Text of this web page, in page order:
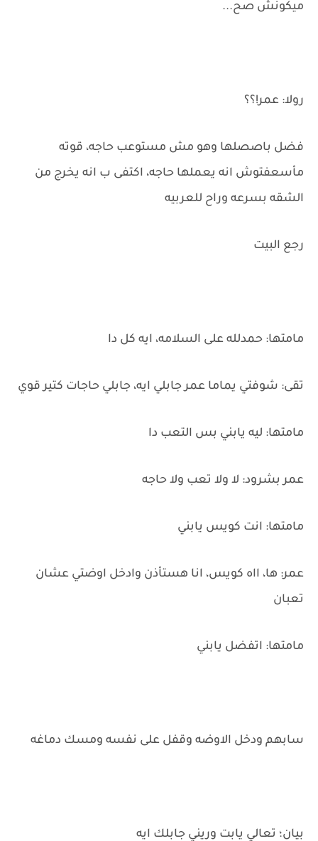
ميكونش صح...
رولا: عمر!؟؟
فضل باصصلها وهو مش مستوعب حاجه، قوته
مأسعفتوش انه يعملها حاجه، اكتفى ب انه يخرج من
الشقه بسرعه وراح للعربيه
رجع البيت
مامتها: حمدلله على السلامه، ايه كل دا
تقى: شوفتي يماما عمر جابلي ايه، جابلي حاجات كتير قوي
مامتها: ليه يابني بس التعب دا
عمر بشرود: لا ولا تعب ولا حاجه
مامتها: انت كويس يابني
عمر: ها، ااه كويس، انا هستأذن وادخل اوضتي عشان
تعبان
مامتها: اتفضل يابني
سابهم ودخل الاوضه وقفل على نفسه ومسك دماغه
بيان؛ تعالي يابت وريني جابلك ايه